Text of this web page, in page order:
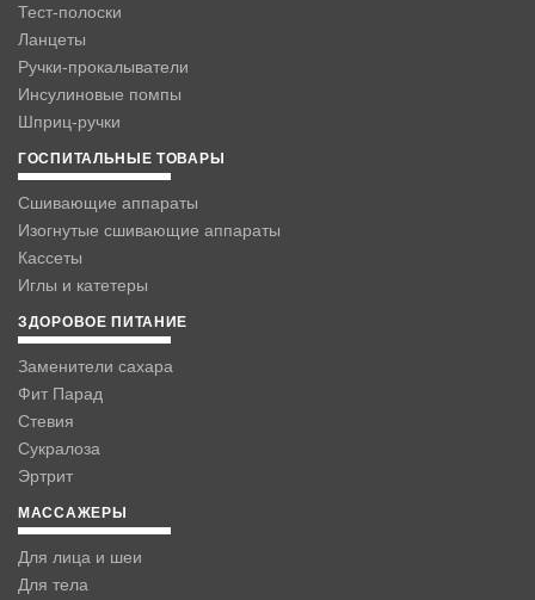
Тест-полоски
Ланцеты
Ручки-прокалыватели
Инсулиновые помпы
Шприц-ручки
ГОСПИТАЛЬНЫЕ ТОВАРЫ
Сшивающие аппараты
Изогнутые сшивающие аппараты
Кассеты
Иглы и катетеры
ЗДОРОВОЕ ПИТАНИЕ
Заменители сахара
Фит Парад
Стевия
Сукралоза
Эртрит
МАССАЖЕРЫ
Для лица и шеи
Для тела